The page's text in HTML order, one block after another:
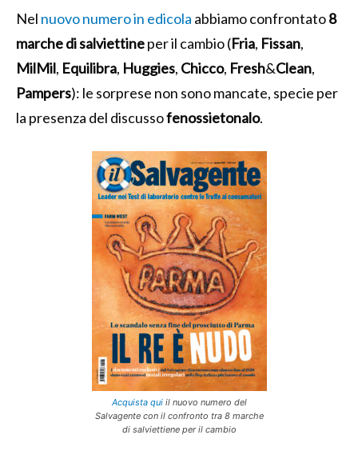
Nel nuovo numero in edicola abbiamo confrontato8
marche di salviettineper il cambio (Fria, Fissan,
MilMil, Equilibra, Huggies, Chicco, Fresh&Clean,
Pampers): le sorprese non sono mancate, specie per
la presenza del discussofenossietonalo.
Acquista quiil nuovo numero del
Salvagente con il confronto tra 8 marche
di salviettiene per il cambio